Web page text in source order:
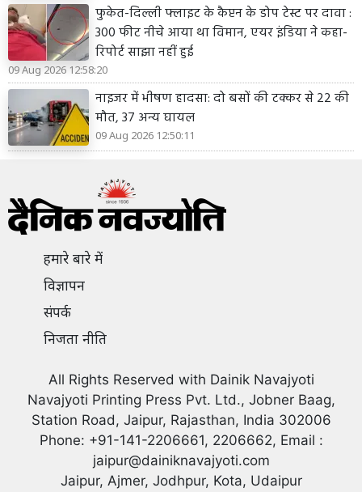
फुकेत-दिल्ली फ्लाइट के कैप्टन के डोप टेस्ट पर दावा :
300 फीट नीचे आया था विमान, एयर इंडिया ने कहा-
रिपोर्ट साझा नहीं हुई
09 Aug 2026 12:58:20
नाइजर में भीषण हादसा: दो बसों की टक्कर से 22 की
मौत, 37 अन्य घायल
09 Aug 2026 12:50:11
हमारे बारे में
विज्ञापन
संपर्क
निजता नीति
All Rights Reserved with Dainik Navajyoti
Navajyoti Printing Press Pvt. Ltd., Jobner Baag,
Station Road, Jaipur, Rajasthan, India 302006
Phone: +91-141-2206661, 2206662, Email :
jaipur@dainiknavajyoti.com
Jaipur, Ajmer, Jodhpur, Kota, Udaipur